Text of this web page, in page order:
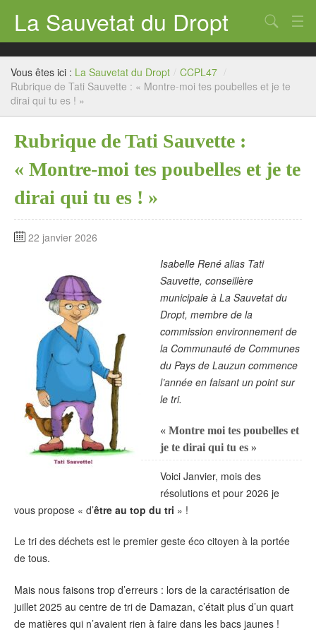
La Sauvetat du Dropt
Accueil
Mairie
Le village
Annuaire Pro
Écoles
Archives
Agenda 2026
Chercher
Vous êtes ici : La Sauvetat du Dropt / CCPL47 /
Rubrique de Tati Sauvette : « Montre-moi tes poubelles et je te
dirai qui tu es ! »
Rubrique de Tati Sauvette :
« Montre-moi tes poubelles et je te
dirai qui tu es ! »
22 janvier 2026
Isabelle René alias Tati
Sauvette, conseillère
municipale à La Sauvetat du
Dropt, membre de la
commission environnement de
la Communauté de Communes
du Pays de Lauzun commence
l’année en faisant un point sur
le tri.
« Montre moi tes poubelles et
je te dirai qui tu es »
Voici Janvier, mois des
résolutions et pour 2026 je
vous propose « d’être au top du tri » !
Le tri des déchets est le premier geste éco citoyen à la portée
de tous.
Mais nous faisons trop d’erreurs : lors de la caractérisation de
juillet 2025 au centre de tri de Damazan, c’était plus d’un quart
de matières qui n’avaient rien à faire dans les bacs jaunes !